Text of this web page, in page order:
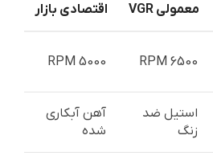
معمولی VGR اقتصادی بازار
6500 RPM
5000 RPM
استیل ضد
زنگ
آهن آبکاری
شده